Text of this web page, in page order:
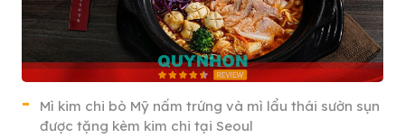
Mì kim chi bò Mỹ nấm trứng và mì lẩu thái sườn sụn
được tặng kèm kim chi tại Seoul